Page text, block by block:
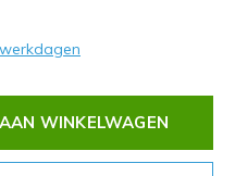
WINKELWAGEN